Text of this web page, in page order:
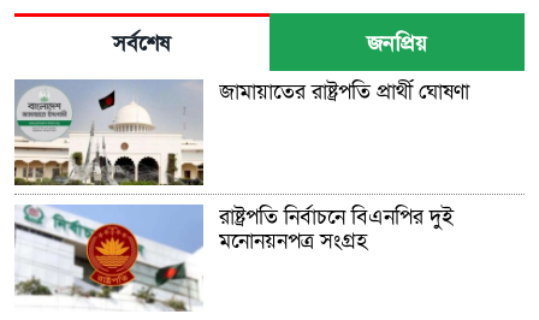
সর্বশেষ জনপ্রিয়
জামায়াতের রাষ্ট্রপতি প্রার্থী ঘোষণা
রাষ্ট্রপতি নির্বাচনে বিএনপির দুই
মনোনয়নপত্র সংগ্রহ